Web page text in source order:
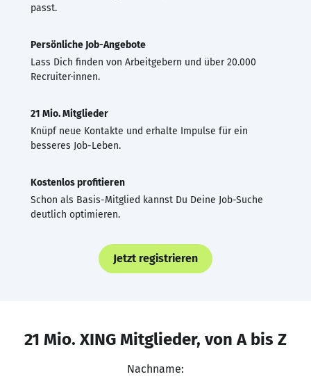
passt.
Persönliche Job-Angebote
Lass Dich finden von Arbeitgebern und über 20.000
Recruiter·innen.
21 Mio. Mitglieder
Knüpf neue Kontakte und erhalte Impulse für ein
besseres Job-Leben.
Kostenlos profitieren
Schon als Basis-Mitglied kannst Du Deine Job-Suche
deutlich optimieren.
Jetzt registrieren
21 Mio. XING Mitglieder, von A bis Z
Nachname: